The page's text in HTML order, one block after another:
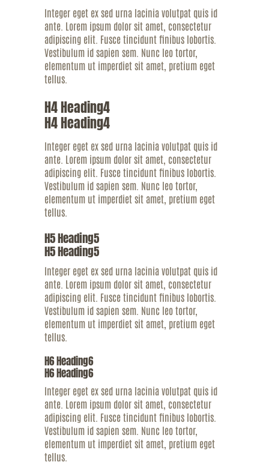
Integer eget ex sed urna lacinia volutpat quis id
ante. Lorem ipsum dolor sit amet, consectetur
adipiscing elit. Fusce tincidunt finibus lobortis.
Vestibulum id sapien sem. Nunc leo tortor,
elementum ut imperdiet sit amet, pretium eget
tellus.
H4 Heading4
H4 Heading4
Integer eget ex sed urna lacinia volutpat quis id
ante. Lorem ipsum dolor sit amet, consectetur
adipiscing elit. Fusce tincidunt finibus lobortis.
Vestibulum id sapien sem. Nunc leo tortor,
elementum ut imperdiet sit amet, pretium eget
tellus.
H5 Heading5
H5 Heading5
Integer eget ex sed urna lacinia volutpat quis id
ante. Lorem ipsum dolor sit amet, consectetur
adipiscing elit. Fusce tincidunt finibus lobortis.
Vestibulum id sapien sem. Nunc leo tortor,
elementum ut imperdiet sit amet, pretium eget
tellus.
H6 Heading6
H6 Heading6
Integer eget ex sed urna lacinia volutpat quis id
ante. Lorem ipsum dolor sit amet, consectetur
adipiscing elit. Fusce tincidunt finibus lobortis.
Vestibulum id sapien sem. Nunc leo tortor,
elementum ut imperdiet sit amet, pretium eget
tellus.